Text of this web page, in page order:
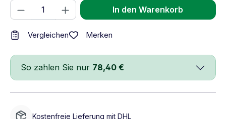
Produkt Anzahl: Gib den gewünschten
In den Warenkorb
Vergleichen Merken
So zahlen Sie nur 78,40 €
Kostenfreie Lieferung mit DHL